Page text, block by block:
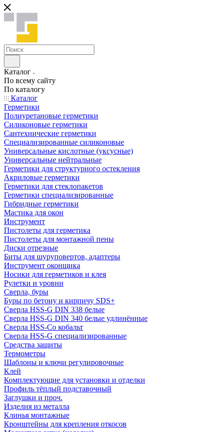
Каталог
По всему сайту
По каталогу
Каталог
Герметики
Полиуретановые герметики
Силиконовые герметики
Сантехнические герметики
Специализированные силиконовые
Универсальные кислотные (уксусные)
Универсальные нейтральные
Герметики для структурного остекления
Акриловые герметики
Герметики для стеклопакетов
Герметики специализированные
Гибридные герметики
Мастика для окон
Инструмент
Пистолеты для герметика
Пистолеты для монтажной пены
Диски отрезные
Биты для шуруповертов, адаптеры
Инструмент оконщика
Носики для герметиков и клея
Рулетки и уровни
Сверла, буры
Буры по бетону и кирпичу SDS+
Сверла HSS-G DIN 338 белые
Сверла HSS-G DIN 340 белые удлинённые
Сверла HSS-Co кобальт
Сверла HSS-G специализированные
Средства защиты
Термометры
Шаблоны и ключи регулировочные
Клей
Комплектующие для установки и отделки
Профиль тёплый подставочный
Заглушки и проч.
Изделия из металла
Клинья монтажные
Кронштейны для крепления откосов